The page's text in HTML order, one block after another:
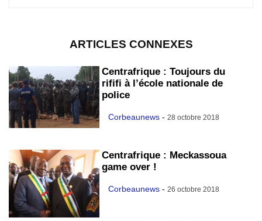
ARTICLES CONNEXES
Centrafrique : Toujours du
rififi à l’école nationale de
police
Corbeaunews - 28 octobre 2018
Centrafrique : Meckassoua
game over !
Corbeaunews - 26 octobre 2018